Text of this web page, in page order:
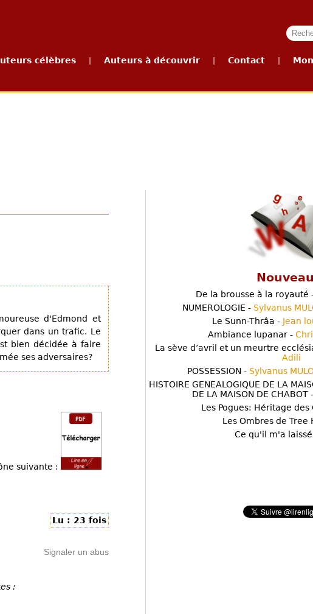
célèbres Auteurs à découvrir Contact
d'Edmond et
dans un trafic. Le
bien décidée à faire
ses adversaires?
suivante :
Lu : 23 fois
Signaler un abus
:
De la brousse à la royauté
NUMEROLOGIE - Sylvanus
Le Sunn-Thrâa - Jean
Ambiance lupanar -
La sève d’avril et un meurtre
Adili
POSSESSION - Sylvanus
HISTOIRE GENEALOGIQUE DE LA
DE LA MAISON DE CHABOT -
Les Pogues: Héritage des
Les Ombres de Tree
Ce qu'il m'a